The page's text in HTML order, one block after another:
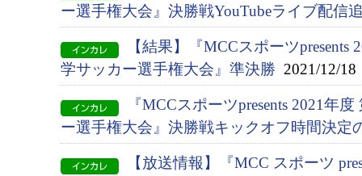
ー選手権大会』決勝戦YouTubeライブ配信
【結果】『MCCスポーツ
学サッカー選手権大会』準決勝 2021/12/18
『MCCスポーツpresents 2021年
ー選手権大会』決勝戦キックオフ時間決定
【放送情報】『MCC スポーツ